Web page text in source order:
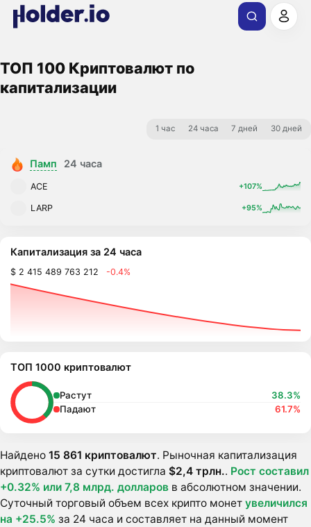
ТОП 100 Криптовалют по
капитализации
1 час 24 часа 7 дней 30 дней
Памп 24 часа
ACE +107%
LARP +95%
Капитализация за 24 часа
$ 2 415 489 763 212 -0.4%
ТОП 1000 криптовалют
Растут
38.3%
Падают
61.7%
Найдено 15 861 криптовалют. Рыночная капитализация
криптовалют за сутки достигла $2,4 трлн.. Pост составил
+0.32% или 7,8 млрд. долларов в абсолютном значении.
Суточный торговый объем всех крипто монет увеличился
на +25.5% за 24 часа и составляет на данный момент